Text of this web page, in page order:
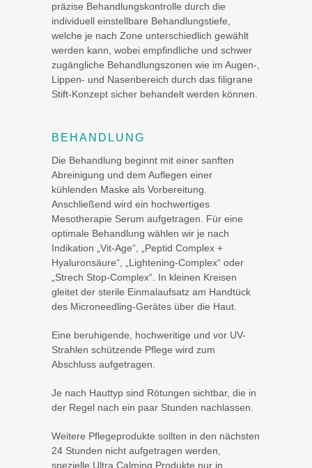
präzise Behandlungskontrolle durch die
individuell einstellbare Behandlungstiefe,
welche je nach Zone unterschiedlich gewählt
werden kann, wobei empfindliche und schwer
zugängliche Behandlungszonen wie im Augen-,
Lippen- und Nasenbereich durch das filigrane
Stift-Konzept sicher behandelt werden können.
BEHANDLUNG
Die Behandlung beginnt mit einer sanften
Abreinigung und dem Auflegen einer
kühlenden Maske als Vorbereitung.
Anschließend wird ein hochwertiges
Mesotherapie Serum aufgetragen. Für eine
optimale Behandlung wählen wir je nach
Indikation „Vit-Age“, „Peptid Complex +
Hyaluronsäure“, „Lightening-Complex“ oder
„Strech Stop-Complex“. In kleinen Kreisen
gleitet der sterile Einmalaufsatz am Handtück
des Microneedling-Gerätes über die Haut.
Eine beruhigende, hochweritige und vor UV-
Strahlen schützende Pflege wird zum
Abschluss aufgetragen.
Je nach Hauttyp sind Rötungen sichtbar, die in
der Regel nach ein paar Stunden nachlassen.
Weitere Pflegeprodukte sollten in den nächsten
24 Stunden nicht aufgetragen werden,
spezielle Ultra Calming Produkte nur in